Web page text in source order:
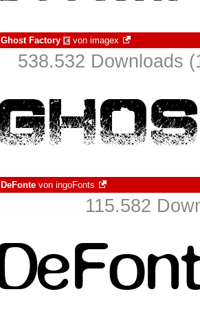
Ghost Factory € von imagex
538.532 Downloads
DeFonte von ingoFonts
115.582